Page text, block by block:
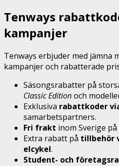
Tenways
kampanjer
Tenways erbjuder med jämna
kampanjer och rabatterade
Säsongsrabatter på
Classic Editionoch
Exklusiva rabattkoder
samarbetspartners.
Fri frakt inom Sverige
Extra rabatt på tillbehör
elcykel.
Student- och